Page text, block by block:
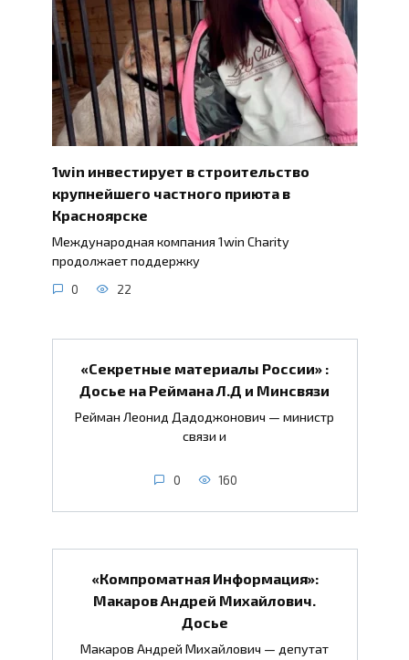
1win инвестирует в строительство
крупнейшего частного приюта в
Красноярске
Международная компания 1win Charity
продолжает поддержку
0 22
«Секретные материалы России» :
Досье на Реймана Л.Д и Минсвязи
Рейман Леонид Дадоджонович — министр
связи и
0 160
«Компроматная Информация»:
Макаров Андрей Михайлович.
Досье
Макаров Андрей Михайлович — депутат